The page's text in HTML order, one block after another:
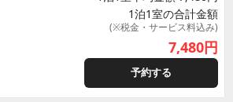
1泊1室の合計金額
(※税金・サービス料込み)
7,480円
予約する